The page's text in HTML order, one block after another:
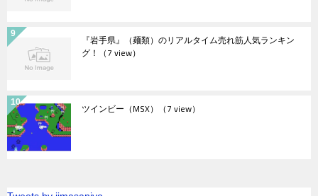
『岩手県』（麺類）のリアルタイム売れ筋人気ランキン
グ！ （7 view）
ツインビー（MSX） （7 view）